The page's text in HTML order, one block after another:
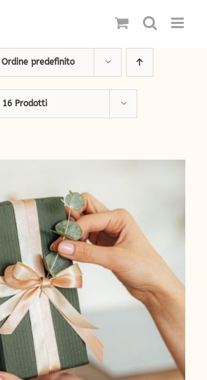
Ordine predefinito
16 Prodotti